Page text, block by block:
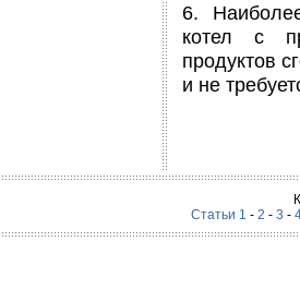
6.
котел с
продуктов
и не
Статьи 1 - 2 - 3 -